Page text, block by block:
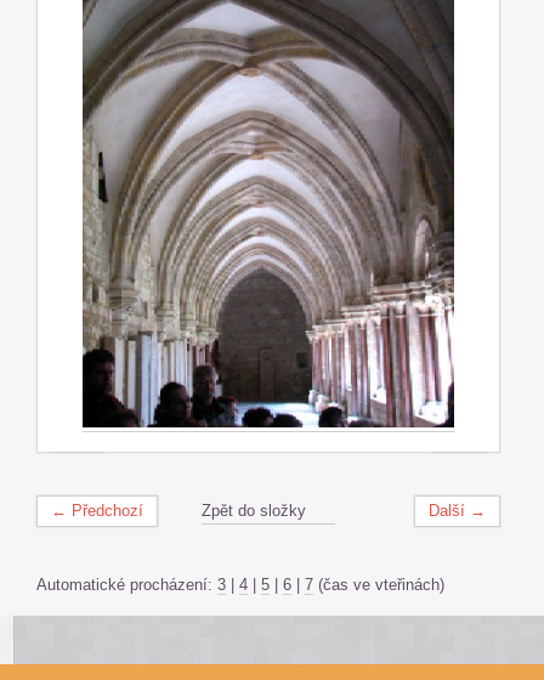
← Předchozí Další →
Zpět do složky
Automatické procházení: 3 4 5 6 7 (čas ve vteřinách)